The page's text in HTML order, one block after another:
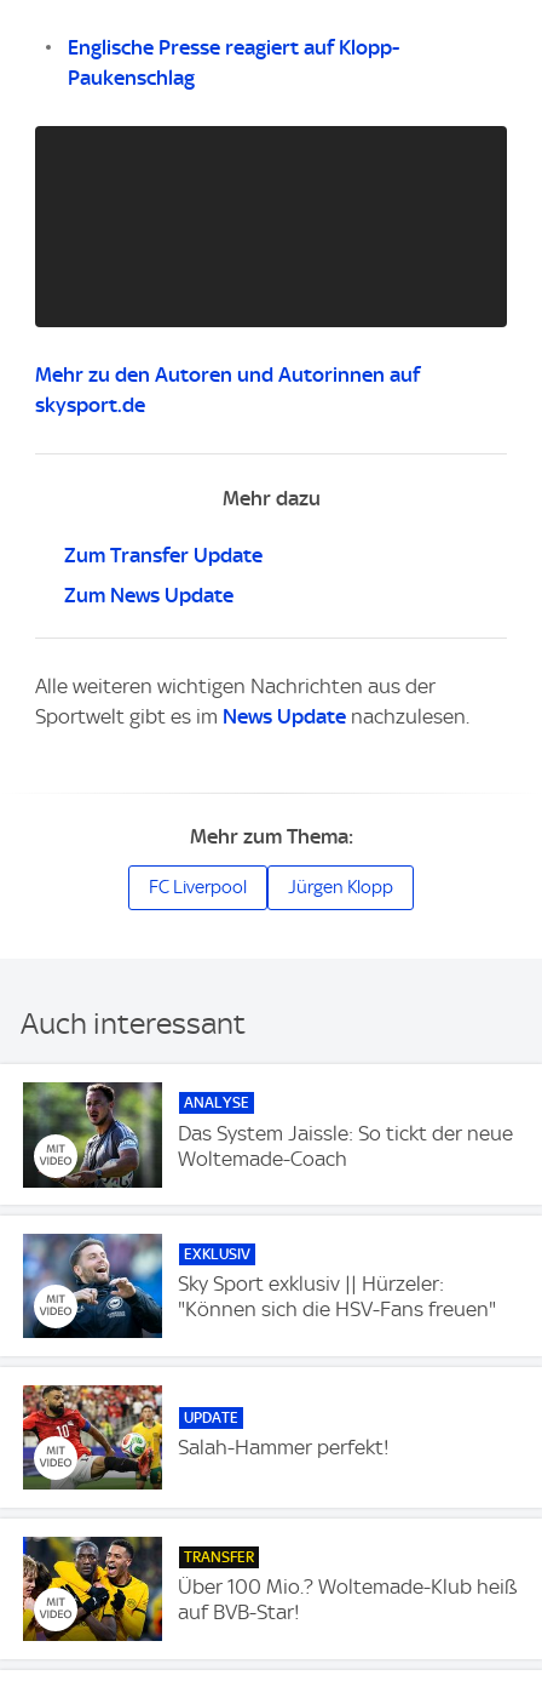
Englische Presse reagiert auf Klopp-
Paukenschlag
Mehr zu den Autoren und Autorinnen auf
skysport.de
Mehr dazu
Zum Transfer Update
Zum News Update
Alle weiteren wichtigen Nachrichten aus der
Sportwelt gibt es im News Update nachzulesen.
Mehr zum Thema:
FC Liverpool Jürgen Klopp
Auch interessant
ANALYSE
Das System Jaissle: So tickt der neue
Woltemade-Coach
EXKLUSIV
Sky Sport exklusiv || Hürzeler:
"Können sich die HSV-Fans freuen"
UPDATE
Salah-Hammer perfekt!
TRANSFER
Über 100 Mio.? Woltemade-Klub heiß
auf BVB-Star!